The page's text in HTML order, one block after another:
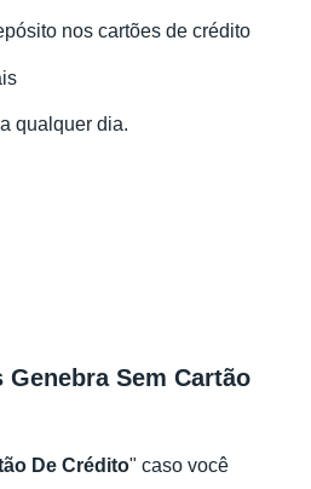
nos cartões de crédito
qualquer dia.
Sem Cartão
De Crédito" caso você